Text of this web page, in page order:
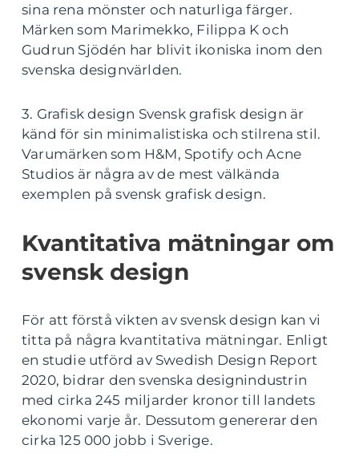
sina rena mönster och naturliga färger.
Märken som Marimekko, Filippa K och
Gudrun Sjödén har blivit ikoniska inom den
svenska designvärlden.
3. Grafisk design Svensk grafisk design är
känd för sin minimalistiska och stilrena stil.
Varumärken som H&M, Spotify och Acne
Studios är några av de mest välkända
exemplen på svensk grafisk design.
Kvantitativa mätningar om
svensk design
För att förstå vikten av svensk design kan vi
titta på några kvantitativa mätningar. Enligt
en studie utförd av Swedish Design Report
2020, bidrar den svenska designindustrin
med cirka 245 miljarder kronor till landets
ekonomi varje år. Dessutom genererar den
cirka 125 000 jobb i Sverige.